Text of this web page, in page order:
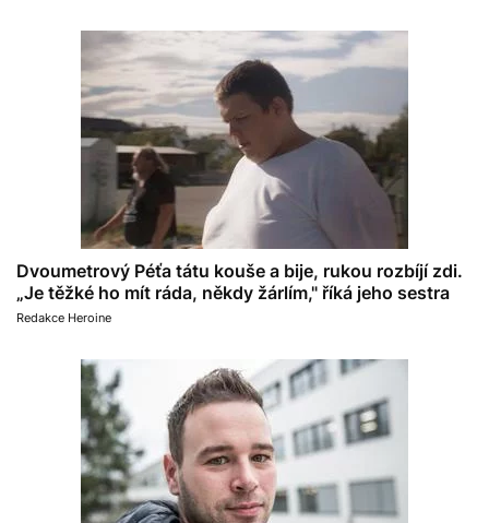
Dvoumetrový Péťa tátu kouše a bije, rukou rozbíjí zdi.
„Je těžké ho mít ráda, někdy žárlím," říká jeho sestra
Redakce Heroine